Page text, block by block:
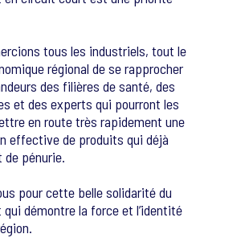
tous les industriels, tout le
régional de se rapprocher
des filières de santé, des
et des experts qui pourront les
en route très rapidement une
effective de produits qui déjà
pénurie.
pour cette belle solidarité du
qui démontre la force et l’identité